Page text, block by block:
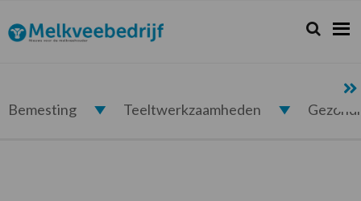
de
hoofdnavigatie
de
hoofd
de
eerste
de
voettekst
Melkveebedrijf.nl Zoeken...
Zoek
Bemesting Teeltwerkzaamheden